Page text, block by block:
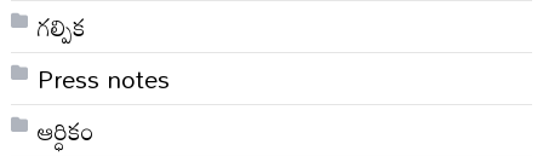
గల్పిక
Press notes
ఆర్ధికం